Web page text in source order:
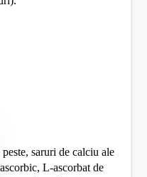
saruri de calciu ale
L-ascorbat de